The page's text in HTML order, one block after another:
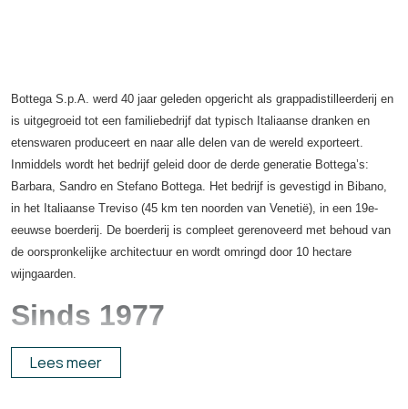
Bottega S.p.A. werd 40 jaar geleden opgericht als grappadistilleerderij en
is uitgegroeid tot een familiebedrijf dat typisch Italiaanse dranken en
etenswaren produceert en naar alle delen van de wereld exporteert.
Inmiddels wordt het bedrijf geleid door de derde generatie Bottega’s:
Barbara, Sandro en Stefano Bottega. Het bedrijf is gevestigd in Bibano,
in het Italiaanse Treviso (45 km ten noorden van Venetië), in een 19e-
eeuwse boerderij. De boerderij is compleet gerenoveerd met behoud van
de oorspronkelijke architectuur en wordt omringd door 10 hectare
wijngaarden.
Sinds 1977
Bottega werd in 1977 opgericht door Aldo Bottega, een
Lees meer